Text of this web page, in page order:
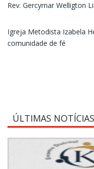
Rev. Gercyrnar Welligton
Igreja Metodista Izabela
comunidade de fé
ÚLTIMAS NOTÍCIAS